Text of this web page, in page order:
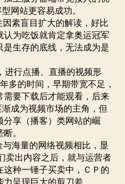
网站更容易成功。
素盲目扩大的解读，好比
为吃饭就肯定拿奥运冠军
生存的底线，无法成为是
进行点播、直播的视频形
多的时间，早期带宽不足，
要下载后才能观看，后来
成为视频市场的主角，但
享（播客）类网站的崛
。
海量的网络视频相比，显
卖出内容之后，就与运营者
这种一锤子买卖中，ＣＰ的